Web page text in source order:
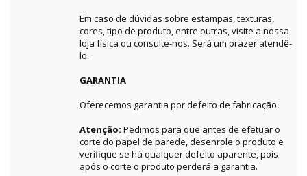
Em caso de dúvidas sobre estampas, texturas,
cores, tipo de produto, entre outras, visite a nossa
loja física ou consulte-nos. Será um prazer atendê-
lo.
GARANTIA
Oferecemos garantia por defeito de fabricação.
Atenção: Pedimos para que antes de efetuar o
corte do papel de parede, desenrole o produto e
verifique se há qualquer defeito aparente, pois
após o corte o produto perderá a garantia.